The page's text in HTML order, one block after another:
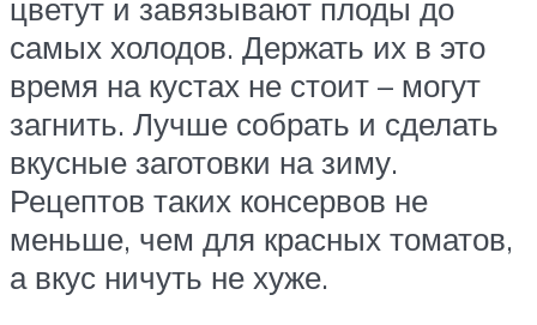
цветут и завязывают плоды до
самых холодов. Держать их в это
время на кустах не стоит – могут
загнить. Лучше собрать и сделать
вкусные заготовки на зиму.
Рецептов таких консервов не
меньше, чем для красных томатов,
а вкус ничуть не хуже.